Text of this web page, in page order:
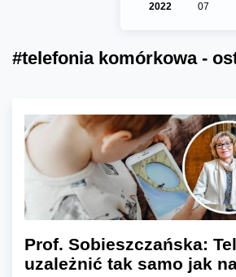
2022
07
#telefonia komórkowa -
Prof. Sobieszczańska:
uzależnić tak samo jak